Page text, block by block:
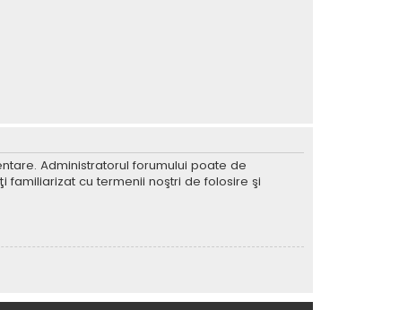
Administratorul forumului poate de
cu termenii noştri de folosire şi